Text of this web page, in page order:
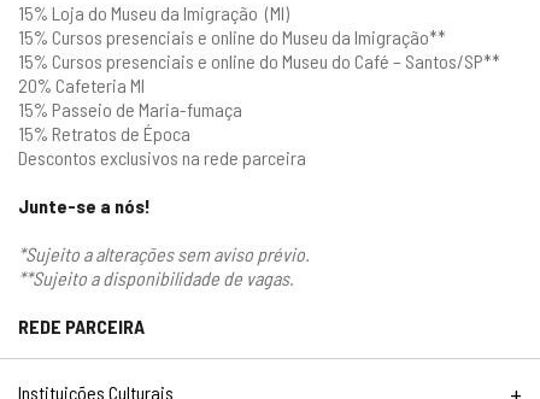
15% Loja do Museu da Imigração (MI)
15% Cursos presenciais e online do Museu da Imigração**
15% Cursos presenciais e online do Museu do Café – Santos/SP**
20% Cafeteria MI
15% Passeio de Maria-fumaça
15% Retratos de Época
Descontos exclusivos na rede parceira
Junte-se a nós!
*Sujeito a alterações sem aviso prévio.
**Sujeito a disponibilidade de vagas.
REDE PARCEIRA
Instituições Culturais +